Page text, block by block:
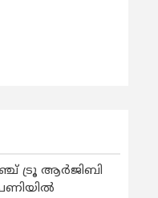
ട്രൂ ആർജിബി